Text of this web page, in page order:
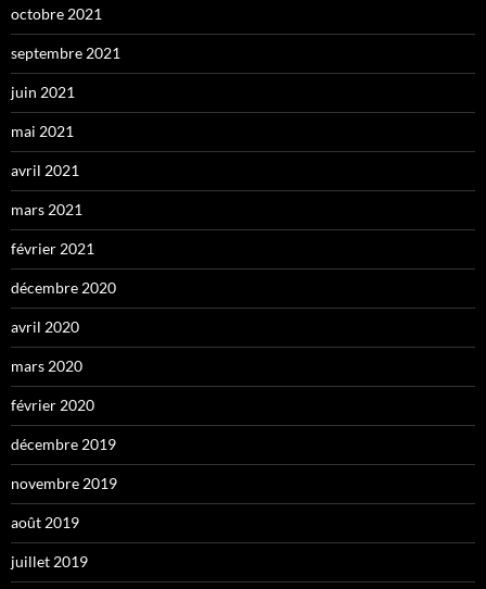
octobre 2021
septembre 2021
juin 2021
mai 2021
avril 2021
mars 2021
février 2021
décembre 2020
avril 2020
mars 2020
février 2020
décembre 2019
novembre 2019
août 2019
juillet 2019